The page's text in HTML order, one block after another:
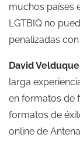
muchos países
LGTBIQ no
penalizadas con
David Velduque
larga
en formatos de
formatos de
online de